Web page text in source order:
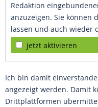
Redaktion
anzuzeigen. Sie können
lassen und auch wieder
jetzt aktivieren
Ich bin damit
angezeigt werden. Damit
Drittplattformen